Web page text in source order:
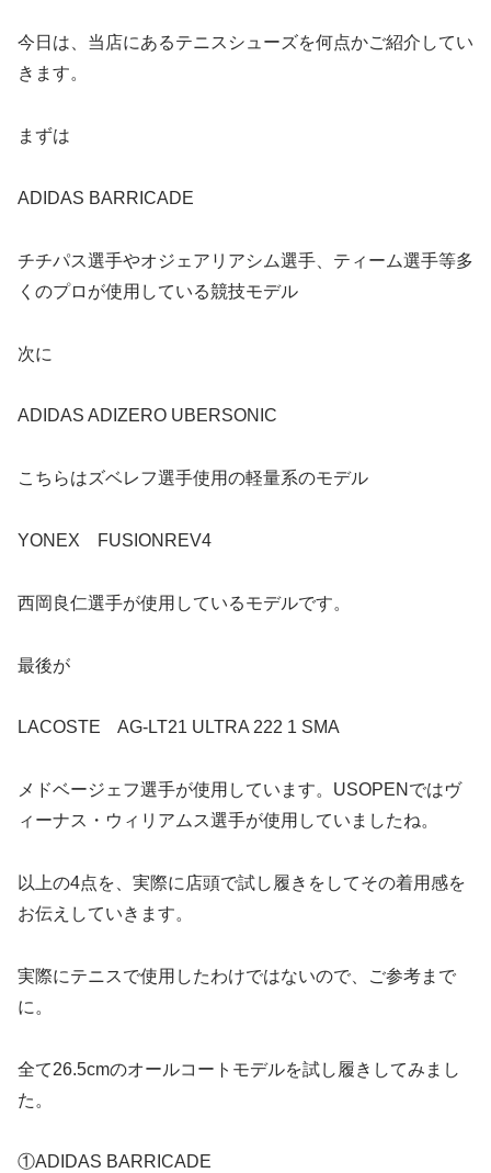
今日は、当店にあるテニスシューズを何点かご紹介してい
きます。
まずは
ADIDAS BARRICADE
チチパス選手やオジェアリアシム選手、ティーム選手等多
くのプロが使用している競技モデル
次に
ADIDAS ADIZERO UBERSONIC
こちらはズベレフ選手使用の軽量系のモデル
YONEX FUSIONREV4
西岡良仁選手が使用しているモデルです。
最後が
LACOSTE AG-LT21 ULTRA 222 1 SMA
メドベージェフ選手が使用しています。USOPENではヴ
ィーナス・ウィリアムス選手が使用していましたね。
以上の4点を、実際に店頭で試し履きをしてその着用感を
お伝えしていきます。
実際にテニスで使用したわけではないので、ご参考まで
に。
全て26.5cmのオールコートモデルを試し履きしてみまし
た。
①ADIDAS BARRICADE